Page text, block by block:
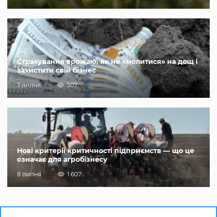
Страхування врожаю, як не «молитися» на дощ і
захистити свій бізнес
7 липня 507
Нові критерії критичності підприємств — що це
означає для агробізнесу
8 липня 1 607